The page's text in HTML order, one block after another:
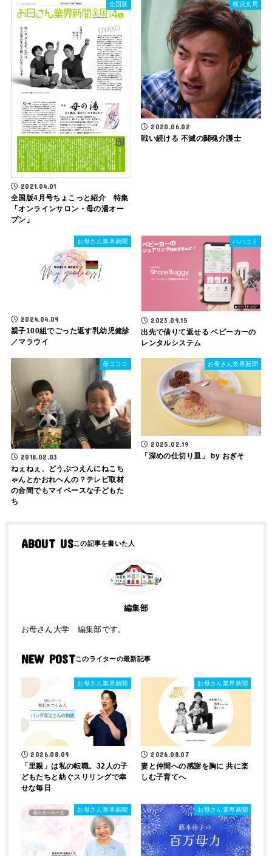
全国版
2021.04.01
全国版4月号ちょこっと紹介 特集
「オンラインサロン・母の湯オー
プン」
横浜支局
2020.06.02
戦い続ける 不滅の闘魂介護士
お母さん業界新聞
2024.04.09
親子100組でごった返す乳幼児健診
／マラウイ
ハハコミ
2023.09.15
出先で借りて返せる ベビーカーの
レンタルシステム
母ゴコロ
2018.02.03
ねぇねぇ、どうぶつえんにねこち
ゃんとかおれへんの？テレビ取材
の合間でもマイペースな子どもた
ち
お母さん業界新聞
2025.02.19
「深めの仕切り皿」 by おぎそ
ABOUT US
編集部
お母さん大学 編集部です。
NEW POST
お母さん業界新聞
2026.08.09
「里親」は私の転職。32人の子
どもたちと紡ぐスリリングで幸
せな毎日
お母さん業界新聞
2026.08.07
妻と仲間への感謝を胸に 共に楽
しむ子育てへ
お母さん業界新聞 お母さん業界新聞